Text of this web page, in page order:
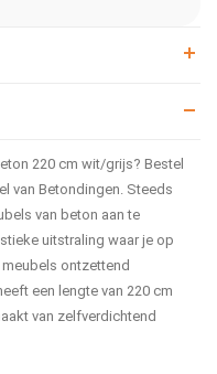
220 cm wit/grijs? Bestel
van Betondingen. Steeds
van beton aan te
uitstraling waar je op
ontzettend
een lengte van 220 cm
van zelfverdichtend